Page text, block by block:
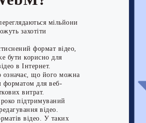
мільйони
захотіти
формат відео,
бути корисно для
в Інтернет.
означає, що його можна
форматом для веб-
витрат.
підтримуваний
відео.
відео. У таких